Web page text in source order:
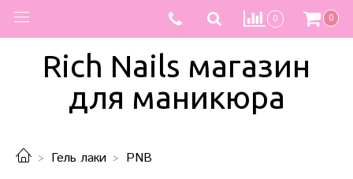
0 0
Rich Nails магазин
для маникюра
Гель лаки PNB